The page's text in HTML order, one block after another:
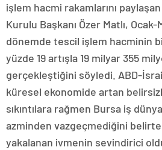
işlem hacmi rakamlarını
Kurulu Başkanı Özer Matlı, Ocak-
dönemde tescil işlem hacminin
yüzde 19 artışla 19 milyar 355
gerçekleştiğini söyledi. ABD-
küresel ekonomide artan
sıkıntılara rağmen Bursa iş
azminden vazgeçmediğini
yakalanan ivmenin sevindirici